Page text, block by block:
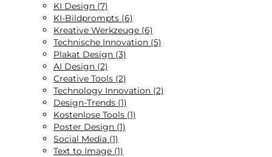
KI Design (7)
KI-Bildprompts (6)
Kreative Werkzeuge (6)
Technische Innovation (5)
Plakat Design (3)
AI Design (2)
Creative Tools (2)
Technology Innovation (2)
Design-Trends (1)
Kostenlose Tools (1)
Poster Design (1)
Social Media (1)
Text to Image (1)